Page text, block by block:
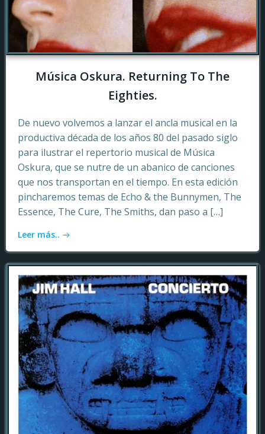
Música Oskura. Returning To The
Eighties.
De nuevo volvemos a lanzar el ancla musical en la
productiva década de los años 80 del pasado siglo
para ilustrar el repertorio musical de Música
Oskura, que se nutre de un abanico de canciones
que nos transportan en el tiempo. En esta edición
pincharemos temas de Echo & the Bunnymen, The
Essence, The Cure, The Smiths, dan paso a […]
Leer más..